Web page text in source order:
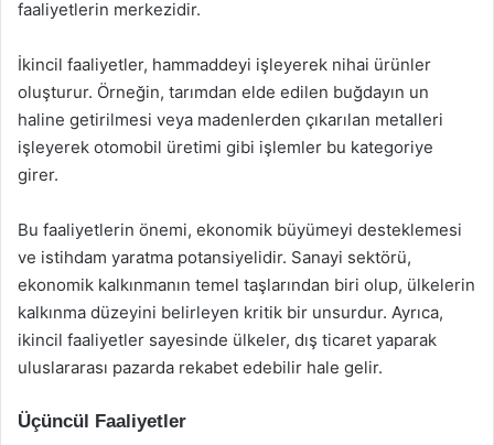
faaliyetlerin merkezidir.
İkincil faaliyetler, hammaddeyi işleyerek nihai ürünler
oluşturur. Örneğin, tarımdan elde edilen buğdayın un
haline getirilmesi veya madenlerden çıkarılan metalleri
işleyerek otomobil üretimi gibi işlemler bu kategoriye
girer.
Bu faaliyetlerin önemi, ekonomik büyümeyi desteklemesi
ve istihdam yaratma potansiyelidir. Sanayi sektörü,
ekonomik kalkınmanın temel taşlarından biri olup, ülkelerin
kalkınma düzeyini belirleyen kritik bir unsurdur. Ayrıca,
ikincil faaliyetler sayesinde ülkeler, dış ticaret yaparak
uluslararası pazarda rekabet edebilir hale gelir.
Üçüncül Faaliyetler